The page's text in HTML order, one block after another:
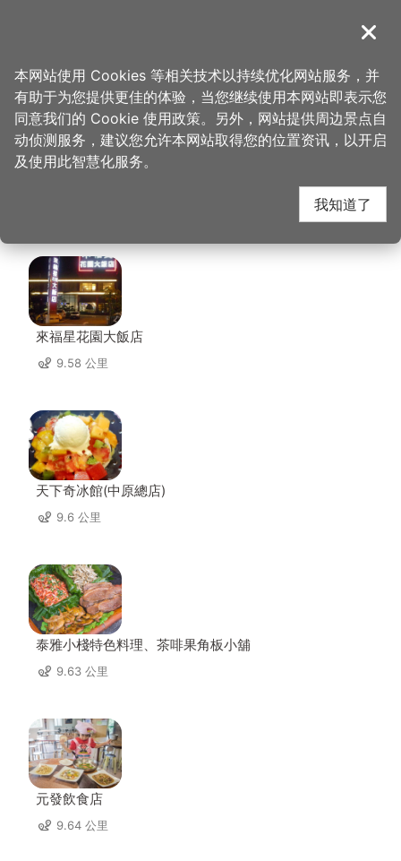
導覽
首页 > 想去的地方 > 美食、购物 > JoinHouse 大溪x好室 好室咖啡
JoinHouse 大溪x好室
好室咖啡 周边店家
來福星花園大飯店
9.58 公里
天下奇冰館(中原總店)
9.6 公里
泰雅小棧特色料理、茶啡果角板小舖
9.63 公里
元發飲食店
9.64 公里
关闭
本网站使用 Cookies 等相关技术以持续优化网站服务，并
有助于为您提供更佳的体验，当您继续使用本网站即表示您
同意我们的 Cookie 使用政策。另外，网站提供周边景点自
动侦测服务，建议您允许本网站取得您的位置资讯，以开启
及使用此智慧化服务。
我知道了